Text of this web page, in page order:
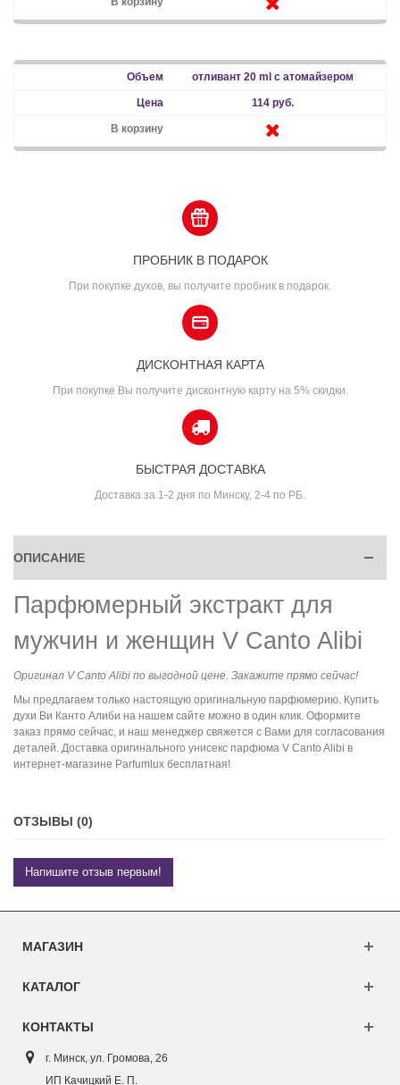
отливант 20 ml с атомайзером
114 руб.
ПРОБНИК В ПОДАРОК
При покупке духов, вы получите пробник в подарок.
ДИСКОНТНАЯ КАРТА
При покупке Вы получите дисконтную карту на 5% скидки.
БЫСТРАЯ ДОСТАВКА
Доставка за 1-2 дня по Минску, 2-4 по РБ.
ОПИСАНИЕ
Парфюмерный экстракт для
мужчин и женщин V Canto Alibi
Оригинал V Canto Alibi по выгодной цене. Закажите прямо сейчас!
Мы предлагаем только настоящую оригинальную парфюмерию. Купить
духи Ви Канто Алиби на нашем сайте можно в один клик. Оформите
заказ прямо сейчас, и наш менеджер свяжется с Вами для согласования
деталей. Доставка оригинального унисекс парфюма V Canto Alibi в
интернет-магазине Parfumlux бесплатная!
ОТЗЫВЫ (0)
Напишите отзыв первым!
МАГАЗИН
КАТАЛОГ
КОНТАКТЫ
г. Минск, ул. Громова, 26
ИП Качицкий Е. П.